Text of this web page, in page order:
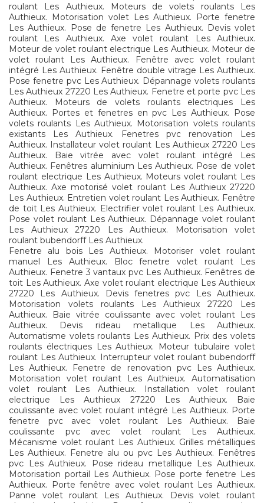
roulant Les Authieux. Moteurs de volets roulants Les
Authieux. Motorisation volet Les Authieux. Porte fenetre
Les Authieux. Pose de fenetre Les Authieux. Devis volet
roulant Les Authieux. Axe volet roulant Les Authieux.
Moteur de volet roulant electrique Les Authieux. Moteur de
volet roulant Les Authieux. Fenêtre avec volet roulant
intégré Les Authieux. Fenêtre double vitrage Les Authieux.
Pose fenetre pvc Les Authieux. Dépannage volets roulants
Les Authieux 27220 Les Authieux. Fenetre et porte pvc Les
Authieux. Moteurs de volets roulants electriques Les
Authieux. Portes et fenetres en pvc Les Authieux. Pose
volets roulants Les Authieux. Motorisation volets roulants
existants Les Authieux. Fenetres pvc renovation Les
Authieux. Installateur volet roulant Les Authieux 27220 Les
Authieux. Baie vitrée avec volet roulant intégré Les
Authieux. Fenêtres aluminium Les Authieux. Pose de volet
roulant electrique Les Authieux. Moteurs volet roulant Les
Authieux. Axe motorisé volet roulant Les Authieux 27220
Les Authieux. Entretien volet roulant Les Authieux. Fenêtre
de toit Les Authieux. Electrifier volet roulant Les Authieux.
Pose volet roulant Les Authieux. Dépannage volet roulant
Les Authieux 27220 Les Authieux. Motorisation volet
roulant bubendorff Les Authieux.
Fenetre alu bois Les Authieux. Motoriser volet roulant
manuel Les Authieux. Bloc fenetre volet roulant Les
Authieux. Fenetre 3 vantaux pvc Les Authieux. Fenêtres de
toit Les Authieux. Axe volet roulant electrique Les Authieux
27220 Les Authieux. Devis fenetres pvc Les Authieux.
Motorisation volets roulants Les Authieux 27220 Les
Authieux. Baie vitrée coulissante avec volet roulant Les
Authieux. Devis rideau metallique Les Authieux.
Automatisme volets roulants Les Authieux. Prix des volets
roulants électriques Les Authieux. Moteur tubulaire volet
roulant Les Authieux. Interrupteur volet roulant bubendorff
Les Authieux. Fenetre de renovation pvc Les Authieux.
Motorisation volet roulant Les Authieux. Automatisation
volet roulant Les Authieux. Installation volet roulant
electrique Les Authieux 27220 Les Authieux. Baie
coulissante avec volet roulant intégré Les Authieux. Porte
fenetre pvc avec volet roulant Les Authieux. Baie
coulissante pvc avec volet roulant Les Authieux.
Mécanisme volet roulant Les Authieux. Grilles métalliques
Les Authieux. Fenetre alu ou pvc Les Authieux. Fenêtres
pvc Les Authieux. Pose rideau metallique Les Authieux.
Motorisation portail Les Authieux. Pose porte fenetre Les
Authieux. Porte fenêtre avec volet roulant Les Authieux.
Panne volet roulant Les Authieux. Devis volet roulant